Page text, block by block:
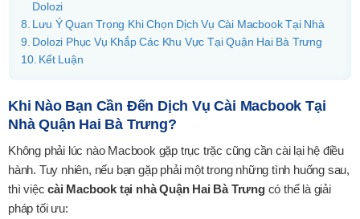
Dolozi
Lưu Ý Quan Trọng Khi Chọn Dịch Vụ Cài Macbook Tại Nhà
Dolozi Phục Vụ Khắp Các Khu Vực Tại Quận Hai Bà Trưng
Kết Luận
Khi Nào Bạn Cần Đến Dịch Vụ Cài Macbook Tại
Nhà Quận Hai Bà Trưng?
Không phải lúc nào Macbook gặp trục trặc cũng cần cài lại hệ điều
hành. Tuy nhiên, nếu bạn gặp phải một trong những tình huống sau,
thì việccài Macbook tại nhà Quận Hai Bà Trưngcó thể là giải
pháp tối ưu: